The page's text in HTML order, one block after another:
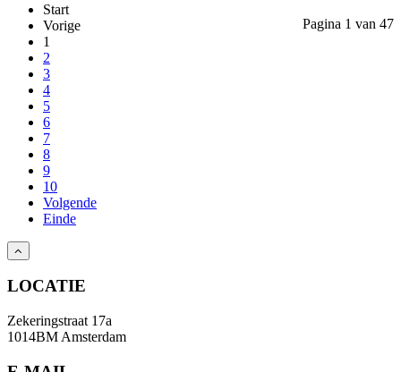
Pagina 1 van 47
Start
Vorige
1
2
3
4
5
6
7
8
9
10
Volgende
Einde
LOCATIE
Zekeringstraat 17a
1014BM Amsterdam